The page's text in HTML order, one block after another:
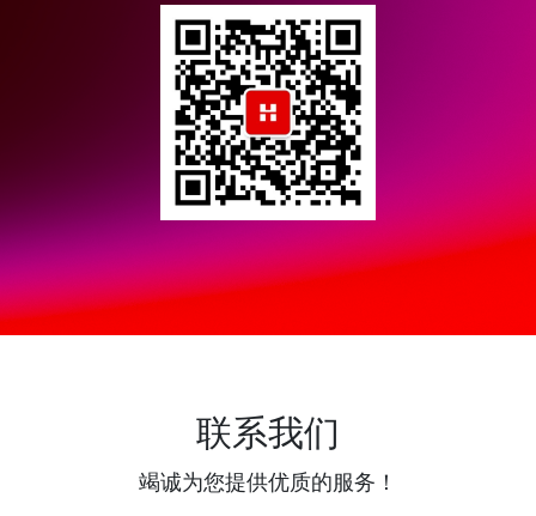
联系我们
竭诚为您提供优质的服务！